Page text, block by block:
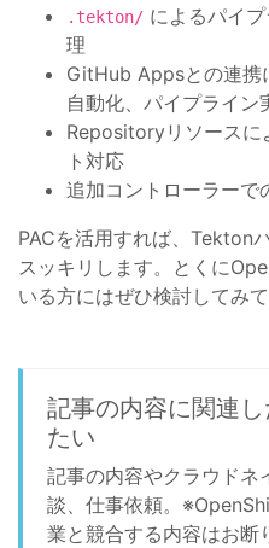
.tekton/ によるパイ
理
GitHub Appsとの連携
自動化、パイプライ
Repositoryリソースに
ト対応
追加コントローラー
PACを活用すれば、Tekton
スッキリします。とくに
いる方にはぜひ検討してみ
記事の内容に関連
たい
記事の内容やクラウドネ
談、仕事依頼。
業と競合する内容はお断